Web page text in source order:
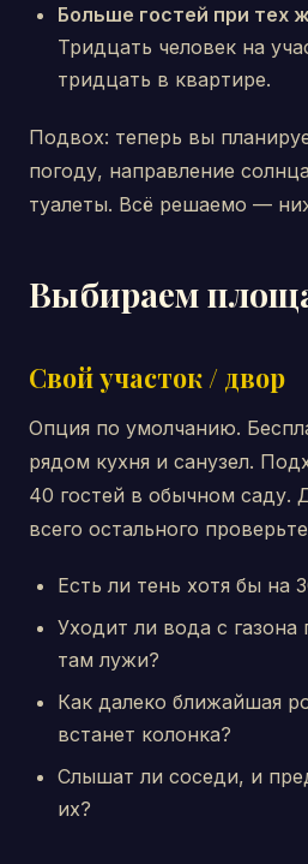
Больше гостей при тех
Тридцать человек на
тридцать в квартире.
Подвох: теперь вы
погоду, направление
туалеты. Всё решаемо —
Выбираем
Свой участок / двор
Опция по умолчанию.
рядом кухня и санузел.
40 гостей в обычном саду.
всего остального
Есть ли тень хотя бы на
Уходит ли вода с
там лужи?
Как далеко ближайшая
встанет колонка?
Слышат ли соседи, и
их?